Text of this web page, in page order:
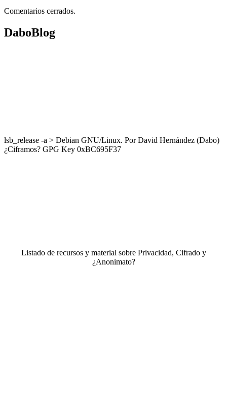
Comentarios cerrados.
DaboBlog
lsb_release -a > Debian GNU/Linux. Por David Hernández (Dabo)
¿Ciframos? GPG Key 0xBC695F37
Listado de recursos y material sobre Privacidad, Cifrado y
¿Anonimato?